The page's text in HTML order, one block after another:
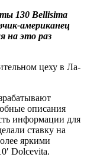
130 Bellisima
американец
на это раз
цеху в Ла-
описания
информации для
ставку на
яркими
Dolcevita.